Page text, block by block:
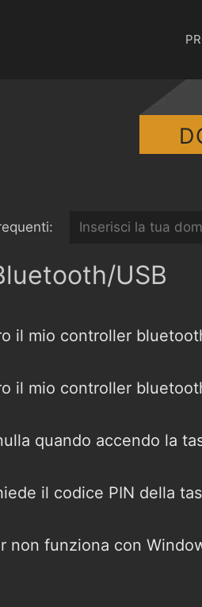
USB
il mio controller
il mio controller
quando accendo la
il codice PIN della
non funziona con